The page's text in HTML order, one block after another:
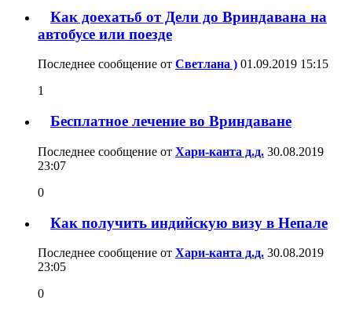
Как доехатьб от Дели до Вриндавана на
автобусе или поезде
Последнее сообщение от Светлана ) 01.09.2019 15:15
1
Бесплатное лечение во Вриндаване
Последнее сообщение от Хари-канта д.д. 30.08.2019
23:07
0
Как получить индийскую визу в Непале
Последнее сообщение от Хари-канта д.д. 30.08.2019
23:05
0